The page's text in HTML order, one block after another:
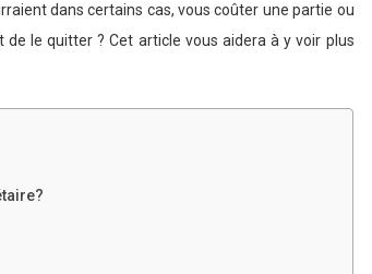
dans certains cas, vous coûter une partie ou
le quitter ? Cet article vous aidera à y voir plus